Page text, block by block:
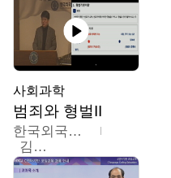
사회과학
범죄와 형벌II
한국외국어대학교
김현수